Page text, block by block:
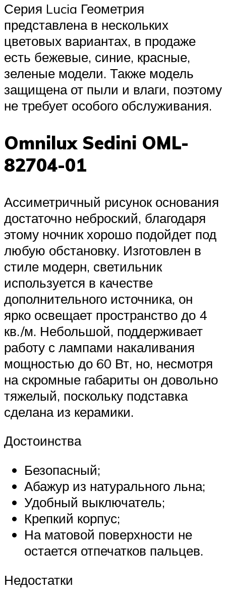
Серия Lucia Геометрия
представлена в нескольких
цветовых вариантах, в продаже
есть бежевые, синие, красные,
зеленые модели. Также модель
защищена от пыли и влаги, поэтому
не требует особого обслуживания.
Omnilux Sedini OML-
82704-01
Ассиметричный рисунок основания
достаточно неброский, благодаря
этому ночник хорошо подойдет под
любую обстановку. Изготовлен в
стиле модерн, светильник
используется в качестве
дополнительного источника, он
ярко освещает пространство до 4
кв./м. Небольшой, поддерживает
работу с лампами накаливания
мощностью до 60 Вт, но, несмотря
на скромные габариты он довольно
тяжелый, поскольку подставка
сделана из керамики.
Достоинства
Безопасный;
Абажур из натурального льна;
Удобный выключатель;
Крепкий корпус;
На матовой поверхности не
остается отпечатков пальцев.
Недостатки